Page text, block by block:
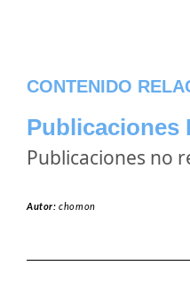
CONTENIDO
Publicaciones
Publicaciones no
Autor:chomon